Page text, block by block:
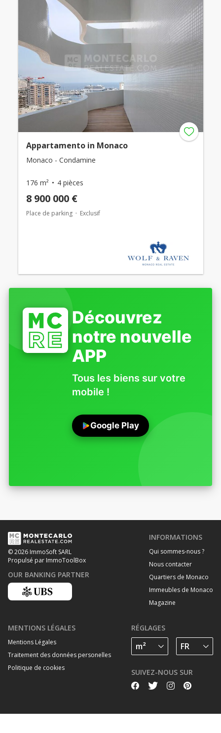
Appartamento in Monaco
Monaco - Condamine
176 m² 4 pièces
8 900 000 €
Place de parking Exclusif
Découvrez
notre nouvelle
APP
Tous les biens sur votre
mobile !
Google Play
© 2026 ImmoSoft SARL
Propulsé par ImmoToolBox
OUR BANKING PARTNER
INFORMATIONS
Qui sommes-nous ?
Nous contacter
Quartiers de Monaco
Immeubles de Monaco
Magazine
MENTIONS LÉGALES
Mentions Légales
Traitement des données personelles
Politique de cookies
RÉGLAGES
SUIVEZ-NOUS SUR